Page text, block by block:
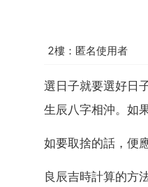
2樓：匿名使用者
選日子就要選好日
生辰八字相沖。如
如要取捨的話，便
良辰吉時計算的方